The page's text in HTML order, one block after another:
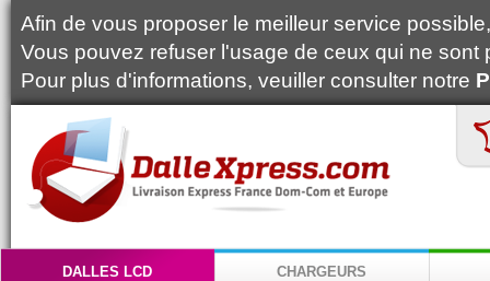
Afin de vous proposer le meilleur service
Vous pouvez refuser l'usage de ceux qui ne
Pour plus d'informations, veuiller consulter notre
DALLES LCD CHARGEURS